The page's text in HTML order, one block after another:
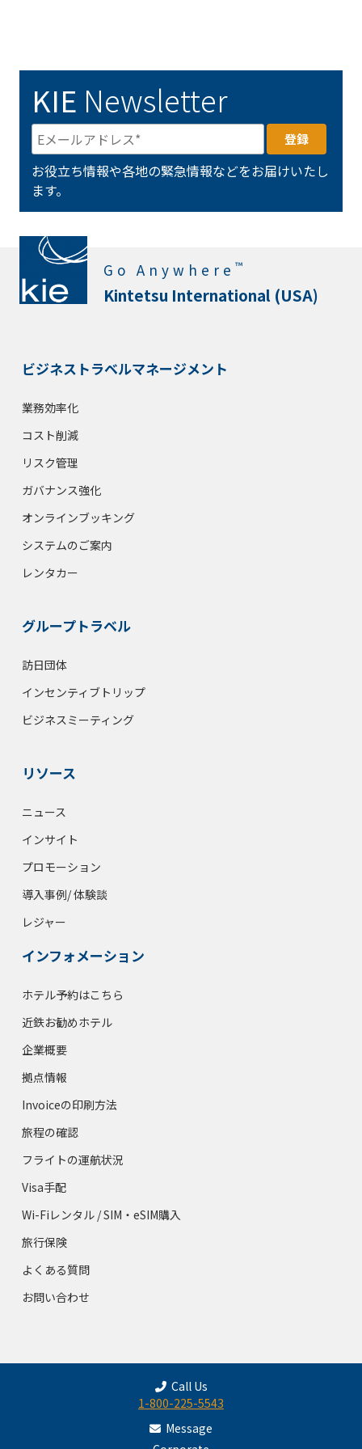
KIE Newsletter
お役立ち情報や各地の緊急情報などをお届けいたし
ます。
Go Anywhere ™
Kintetsu International (USA)
ビジネストラベルマネージメント
業務効率化
コスト削減
リスク管理
ガバナンス強化
オンラインブッキング
システムのご案内
レンタカー
グループトラベル
訪日団体
インセンティブトリップ
ビジネスミーティング
リソース
ニュース
インサイト
プロモーション
導入事例/ 体験談
レジャー
インフォメーション
ホテル予約はこちら
近鉄お勧めホテル
企業概要
拠点情報
Invoiceの印刷方法
旅程の確認
フライトの運航状況
Visa手配
Wi-Fiレンタル / SIM・eSIM購入
旅行保険
よくある質問
お問い合わせ
Call Us
1-800-225-5543
Message